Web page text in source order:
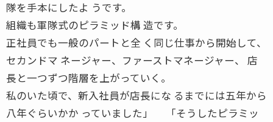
隊を手本にしたよ うです。
組織も軍隊式のピラミッド構 造です。
正社員でも一般のパートと全 く同じ仕事から開始して、
セカンドマ ネージャー、ファーストマネージャー、 店
長と一つずつ階層を上がっていく。
私のいた頃で、新入社員が店長にな るまでには五年から
八年ぐらいかか っていました」 「そうしたピラミッ